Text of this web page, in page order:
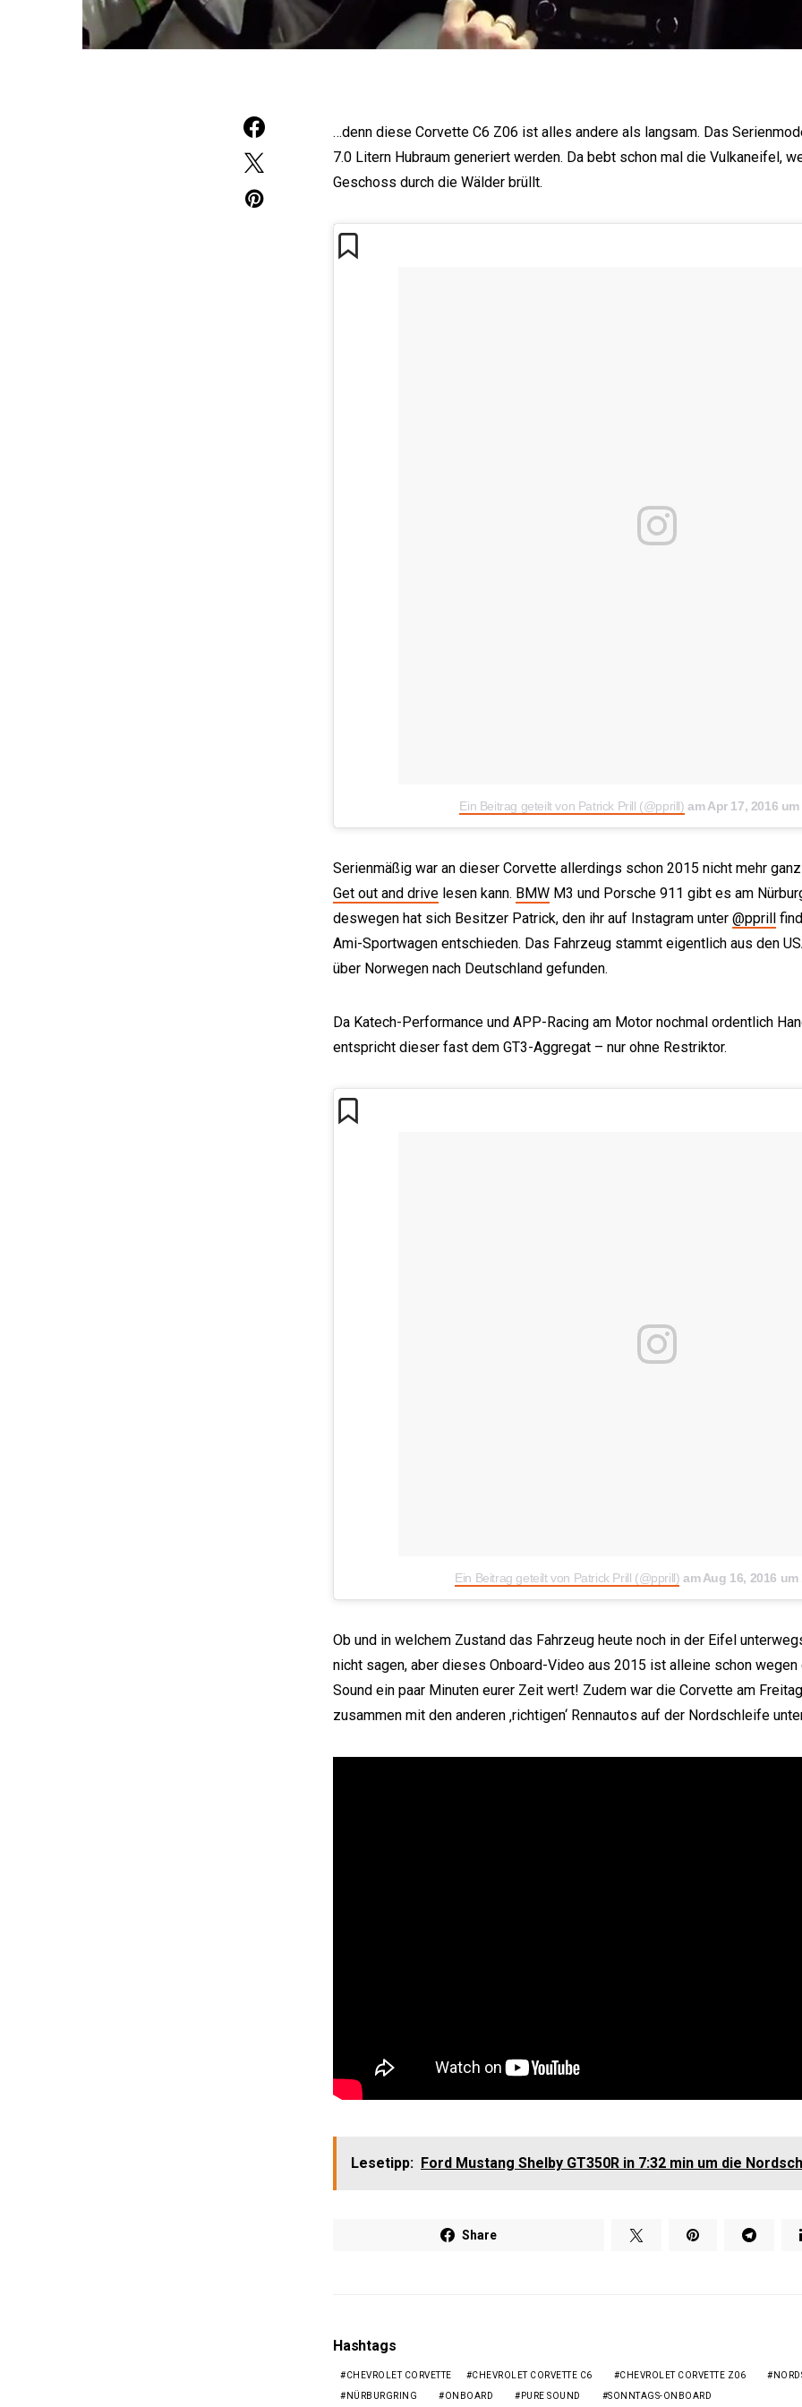
…denn diese Corvette C6 Z06 ist alles andere als langsam. Das
7.0 Litern Hubraum generiert werden. Da bebt schon mal die Vulkaneifel,
Geschoss durch die Wälder brüllt.
Ein Beitrag geteilt von Patrick Prill (@pprill) amApr 17, 2016
Serienmäßig war an dieser Corvette allerdings schon 2015 nicht mehr
Get out and drive lesen kann. BMW M3 und Porsche 911 gibt es am
deswegen hat sich Besitzer Patrick, den ihr auf Instagram unter @pprill
Ami-Sportwagen entschieden. Das Fahrzeug stammt eigentlich aus den
über Norwegen nach Deutschland gefunden.
Da Katech-Performance und APP-Racing am Motor nochmal ordentlich
entspricht dieser fast dem GT3-Aggregat – nur ohne Restriktor.
Ein Beitrag geteilt von Patrick Prill (@pprill) amAug 16, 2016 um
Ob und in welchem Zustand das Fahrzeug heute noch in der Eifel
nicht sagen, aber dieses Onboard-Video aus 2015 ist alleine schon wegen
Sound ein paar Minuten eurer Zeit wert! Zudem war die Corvette am
zusammen mit den anderen ‚richtigen‘ Rennautos auf der Nordschleife
Lesetipp: Ford Mustang Shelby GT350R in 7:32 min um die
Share
Hashtags
CHEVROLET CORVETTE CHEVROLET CORVETTE C6 CHEVROLET CORVETTE Z06
NÜRBURGRING ONBOARD PURE SOUND SONNTAGS-ONBOARD